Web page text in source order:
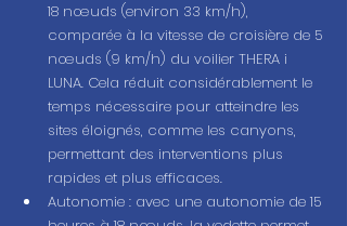
18 nœuds (environ 33 km/h),
comparée à la vitesse de croisière de 5
nœuds (9 km/h) du voilier THERA i
LUNA. Cela réduit considérablement le
temps nécessaire pour atteindre les
sites éloignés, comme les canyons,
permettant des interventions plus
rapides et plus efficaces.
Autonomie : avec une autonomie de 15